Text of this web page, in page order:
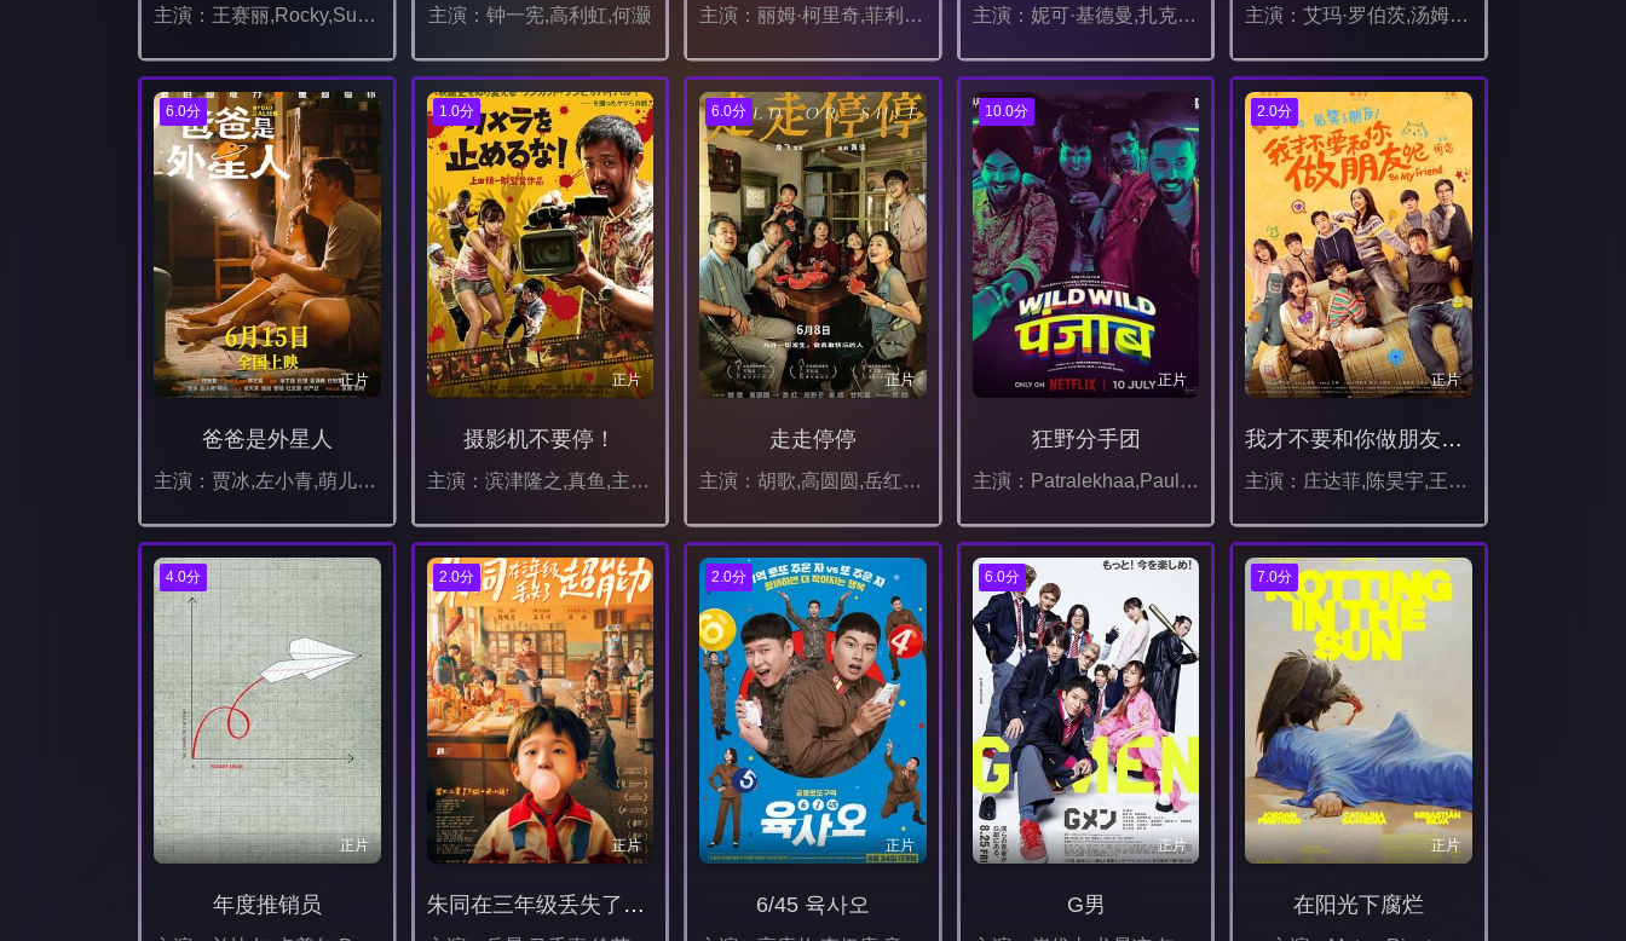
主演：王赛丽,Rocky,Sun,李灿,张一心,钱进,刘薇薇,冯奕萌,韩长福,孙雪峰,Antonia,Ma,门家兴,Hana,Margesson,Oscar,张伯宏,益晗,刘培红,Emma,Shang,Shelly,Chen, 主演：钟一宪,高利虹,何灏 主演：丽姆·柯里奇,菲利普·拉肖 主演：妮可·基德曼,扎克·埃夫隆,乔伊·金,丽兹·考什,凯西·贝茨,雪莉·可拉,吉塞特·瓦伦丁,奥利维亚·马克林,贝利·M·B,艾格尼丝·孟嘉萨瑞,Seoum,Tylor,Aun,Melissa,Kennemore,Jonathan,Auguste,韦斯·杰顿,伊恩·格雷格,Kannon,科拉·林德尔,泽勒·阿芙拉多普洛丝,Sarah,Baskin,奈杰尔·巴托 主演：艾玛·罗伯茨,汤姆·霍珀,柳波,加布里埃尔·尤尼恩,古忽·维玛,德丝·莱迪克,塞巴斯蒂安·雅特拉,山姆·洛巴兹,大卫·弗利,雅莎·杰克逊,Andrew,Call,Josephine,Huang,特洛伊·岩田,Caroline,Concannon,John,Ahlin,托马斯·马特斯,Fergie,L.,Philippe,Alli,Brown,Glo,Tavarez,阿莱格拉·赫特
6.0分
正片
爸爸是外星人
主演：贾冰,左小青,萌儿,侯天来,唐旭,曹瑞,杜志国,代严战,苗圃,范明
1.0分
正片
摄影机不要停！
主演：滨津隆之,真鱼,主浜晴美,秋山柚稀,长屋和彰,细井学,市原洋,山崎俊太郎,大泽真一郎,竹原芳子,吉田美纪,合田纯奈,浅森咲希奈,山口友和,藤村拓矢,岩合智史,高桥恭子
6.0分
正片
走走停停
主演：胡歌,高圆圆,岳红,周野芒,金靖,刘钧,甘昀宸,刘仪伟,张鲁一,袁弘,王真儿,赫子铭,小爱,滕哲
10.0分
正片
狂野分手团
主演：Patralekhaa,Paul,拉杰什·沙玛,瓦伦·沙玛,Gopal,Datt,桑尼·辛格·尼贾尔,曼吉特·辛格,伊希塔·拉吉,Jassie,Gill
2.0分
正片
我才不要和你做朋友呢电影版
主演：庄达菲,陈昊宇,王皓,毕雯珺,贾冰,牛莉,杨皓宇,钱芳,车保罗,董思怡,王佳宝,闫强,万国鹏
4.0分
正片
年度推销员
2.0分
正片
朱同在三年级丢失了超能力
2.0分
正片
6/45 육사오
6.0分
正片
G男
7.0分
正片
在阳光下腐烂